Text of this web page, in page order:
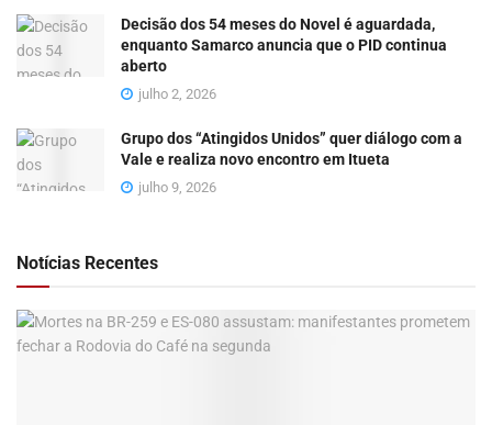
Decisão dos 54 meses do Novel é aguardada,
enquanto Samarco anuncia que o PID continua
aberto
julho 2, 2026
Grupo dos “Atingidos Unidos” quer diálogo com a
Vale e realiza novo encontro em Itueta
julho 9, 2026
Notícias Recentes